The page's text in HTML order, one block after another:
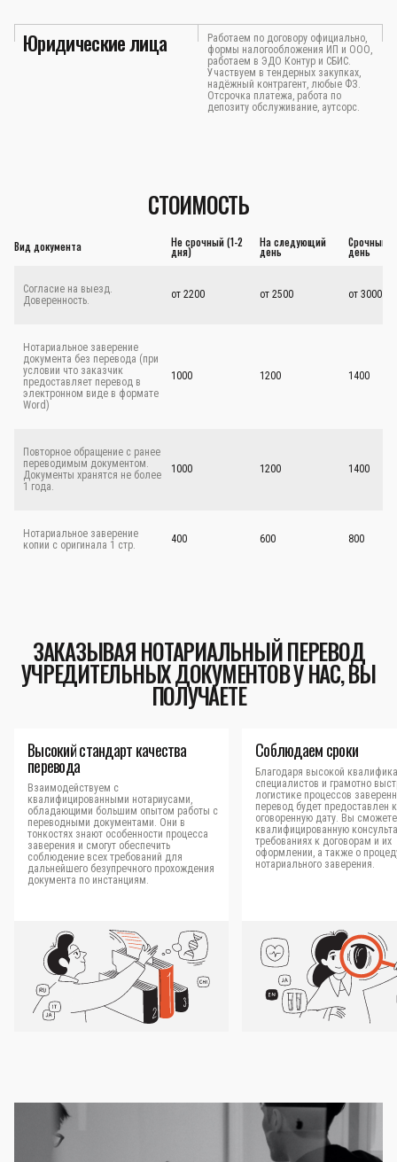
Юридические лица
Работаем по договору официально,
формы налогообложения ИП и ООО,
работаем в ЭДО Контур и СБИС.
Участвуем в тендерных закупках,
надёжный контрагент, любые ФЗ.
Отсрочка платежа, работа по
депозиту обслуживание, аутсорс.
СТОИМОСТЬ
Вид документа Не срочный (1-2
дня)
На следующий
день
Срочный -
день
Согласие на выезд.
Доверенность.
от 2200 от 2500 от 3000
Нотариальное заверение
документа без перевода (при
условии что заказчик
предоставляет перевод в
электронном виде в формате
Word)
1000 1200 1400
Повторное обращение с ранее
переводимым документом.
Документы хранятся не более
1 года.
1000 1200 1400
Нотариальное заверение
копии с оригинала 1 стр.
400 600 800
ЗАКАЗЫВАЯ НОТАРИАЛЬНЫЙ ПЕРЕВОД
УЧРЕДИТЕЛЬНЫХ ДОКУМЕНТОВ У НАС, ВЫ
ПОЛУЧАЕТЕ
Высокий стандарт качества
перевода
Взаимодействуем с
квалифицированными нотариусами,
обладающими большим опытом работы с
переводными документами. Они в
тонкостях знают особенности процесса
заверения и смогут обеспечить
соблюдение всех требований для
дальнейшего безупречного прохождения
документа по инстанциям.
Соблюдаем сроки
Благодаря высокой
специалистов и грамотно
логистике процессов
перевод будет предоставлен
оговоренную дату. Вы
квалифицированную
требованиях к договорам и их
оформлении, а также о
нотариального заверения.